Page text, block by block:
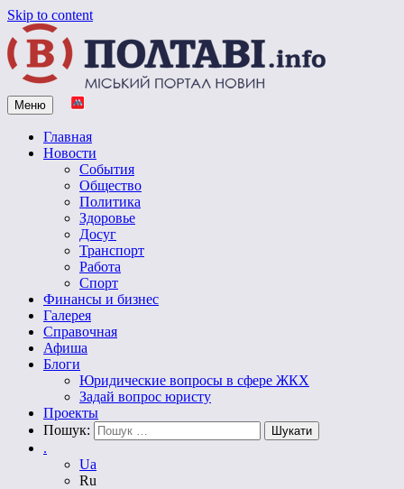
Skip to content
Vpoltave.info
Полтавский портал новостей
Меню
Главная
Новости
События
Общество
Политика
Здоровье
Досуг
Транспорт
Работа
Спорт
Финансы и бизнес
Галерея
Справочная
Афиша
Блоги
Юридические вопросы в сфере ЖКХ
Задай вопрос юристу
Проекты
Пошук:
.
Ua
Ru